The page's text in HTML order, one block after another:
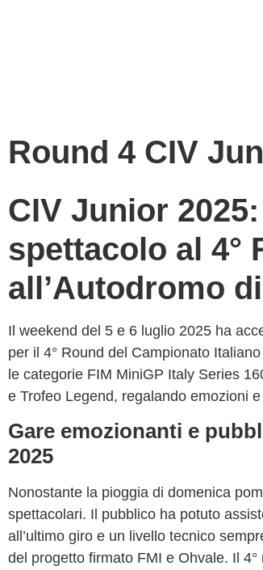
Round 4 CIV
CIV Junior
spettacolo al 4°
all’Autodromo
Il weekend del 5 e 6 luglio 2025 ha
per il 4° Round del Campionato
le categorie FIM MiniGP Italy Series
e Trofeo Legend, regalando emozioni
Gare emozionanti e
2025
Nonostante la pioggia di domenica
spettacolari. Il pubblico ha potuto
all’ultimo giro e un livello tecnico
del progetto firmato FMI e Ohvale. Il 4°